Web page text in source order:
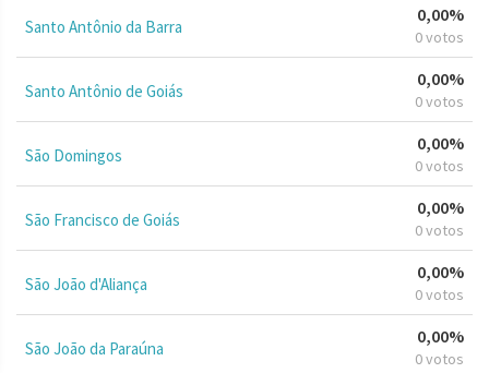
Santo Antônio da Barra
0,00%
0 votos
Santo Antônio de Goiás
0,00%
0 votos
São Domingos
0,00%
0 votos
São Francisco de Goiás
0,00%
0 votos
São João d'Aliança
0,00%
0 votos
São João da Paraúna
0,00%
0 votos